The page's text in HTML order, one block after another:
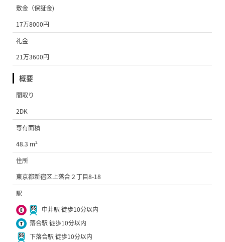
敷金（保証金)
17万8000円
礼金
21万3600円
概要
間取り
2DK
専有面積
48.3 m²
住所
東京都新宿区上落合２丁目8-18
駅
中井駅 徒歩10分以内
落合駅 徒歩10分以内
下落合駅 徒歩10分以内